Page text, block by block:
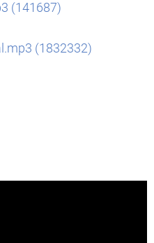
(141687)
(1832332)